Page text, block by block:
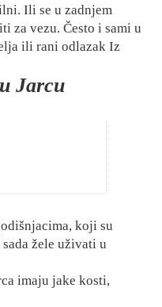
Ili se u zadnjem
za vezu. Često i sami u
ili rani odlazak Iz
Jarcu
koji su
žele uživati u
imaju jake kosti,